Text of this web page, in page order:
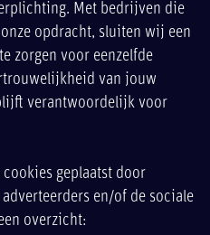
Met bedrijven die
opdracht, sluiten wij een
zorgen voor eenzelfde
van jouw
verantwoordelijk voor
geplaatst door
en/of de sociale
overzicht: